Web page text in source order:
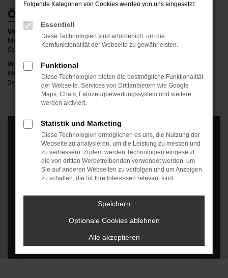
ÖFFNUNGSZEITEN
Verkauf:
Mo. bis Fr.: 09:00 bis 18:00 Uhr
Sa.: geschlossen
Werkstatt
Mo. bis Fr.: 08:00 bis 17:00 Uhr
Sa.: geschlossen
Es wird versucht, Inhalte vonwww.google.comzu laden. Dabei
können Daten an Dritte weitergegeben werden. Wenn Sie damit
einverstanden sind, klicken Sie bitte auf "Bestätigen".
Bestätigen
Folgende Kategorien von Cookies werden von uns eingesetzt:
Essentiell
Diese Technologien sind erforderlich, um die
Kernfunktionalität der Webseite zu gewährleisten.
Funktional
Diese Technologien bieten die bestmögliche Funktionalität
der Webseite. Services von Drittanbietern wie Google
Maps, Chats, Fahrzeugbewertungssystem und weitere
werden aktiviert.
Statistik und Marketing
Diese Technologien ermöglichen es uns, die Nutzung der
Webseite zu analysieren, um die Leistung zu messen und
zu verbessern. Zudem werden Technologien eingesetzt,
die von dritten Werbetreibenden verwendet werden, um
Sie auf anderen Webseiten zu verfolgen und um Anzeigen
zu schalten, die für Ihre Interessen relevant sind.
Speichern
Optionale Cookies ablehnen
Alle akzeptieren